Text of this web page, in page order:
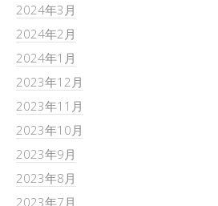
2024年3月
2024年2月
2024年1月
2023年12月
2023年11月
2023年10月
2023年9月
2023年8月
2023年7月